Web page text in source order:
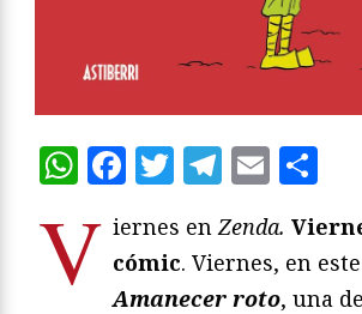
WhatsApp
Facebook
TwitterEmail
V iernes enZenda.
cómic. Viernes, en
Amanecer roto, una